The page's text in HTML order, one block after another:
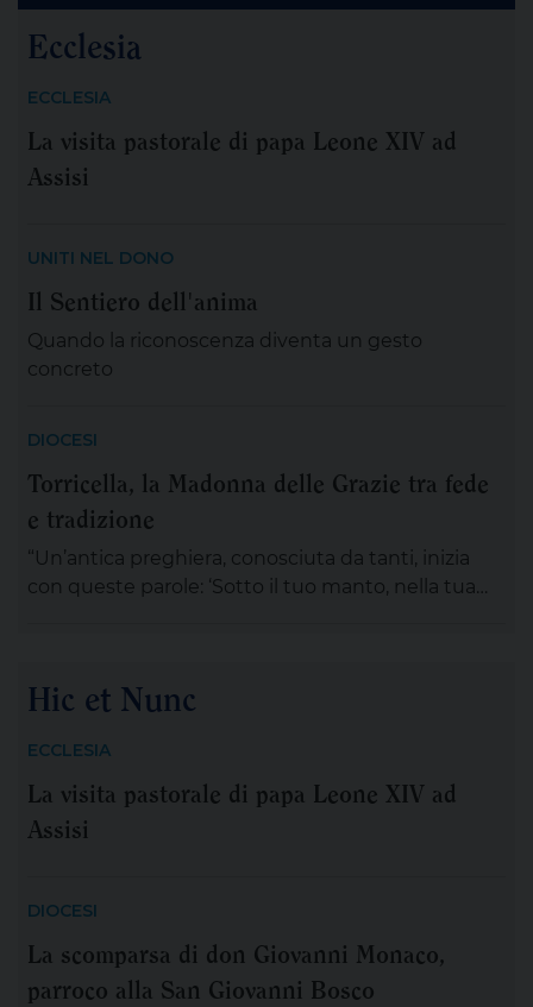
Ecclesia
ECCLESIA
La visita pastorale di papa Leone XIV ad
Assisi
UNITI NEL DONO
Il Sentiero dell'anima
Quando la riconoscenza diventa un gesto
concreto
DIOCESI
Torricella, la Madonna delle Grazie tra fede
e tradizione
“Un’antica preghiera, conosciuta da tanti, inizia
con queste parole: ‘Sotto il tuo manto, nella tua
Grazie, compatrona di Torricella. Abbiamo certezza
tanta sofferenza e […]
Hic et Nunc
ECCLESIA
La visita pastorale di papa Leone XIV ad
Assisi
DIOCESI
La scomparsa di don Giovanni Monaco,
parroco alla San Giovanni Bosco